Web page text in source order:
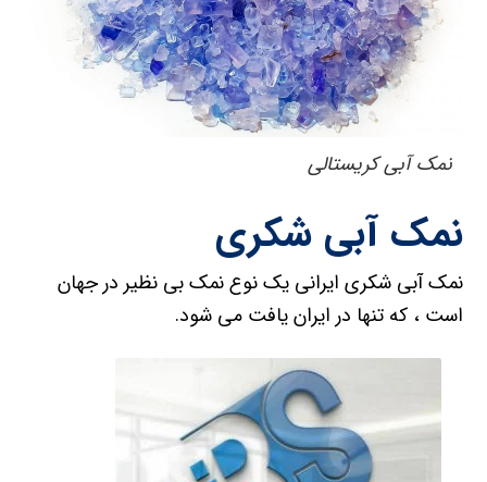
نمک آبی کریستالی
نمک آبی شکری
نمک آبی شکری ایرانی یک نوع نمک بی نظیر در جهان
است ، که تنها در ایران یافت می شود.